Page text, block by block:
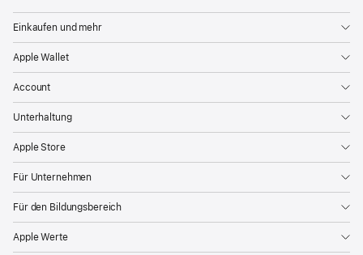
Einkaufen und mehr
Apple Wallet
Account
Unterhaltung
Apple Store
Für Unternehmen
Für den Bildungsbereich
Apple Werte